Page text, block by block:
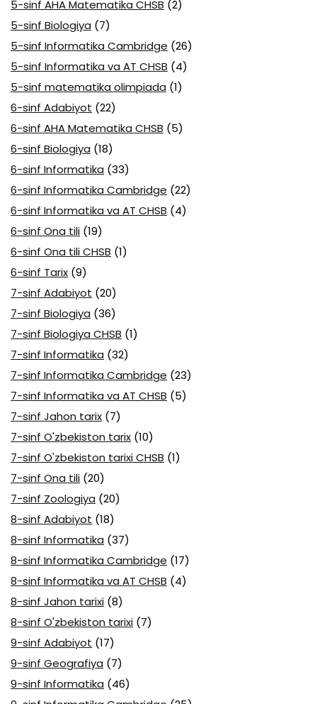
5-sinf AHA Matematika CHSB (2)
5-sinf Biologiya (7)
5-sinf Informatika Cambridge (26)
5-sinf Informatika va AT CHSB (4)
5-sinf matematika olimpiada (1)
6-sinf Adabiyot (22)
6-sinf AHA Matematika CHSB (5)
6-sinf Biologiya (18)
6-sinf Informatika (33)
6-sinf Informatika Cambridge (22)
6-sinf Informatika va AT CHSB (4)
6-sinf Ona tili (19)
6-sinf Ona tili CHSB (1)
6-sinf Tarix (9)
7-sinf Adabiyot (20)
7-sinf Biologiya (36)
7-sinf Biologiya CHSB (1)
7-sinf Informatika (32)
7-sinf Informatika Cambridge (23)
7-sinf Informatika va AT CHSB (5)
7-sinf Jahon tarix (7)
7-sinf O'zbekiston tarix (10)
7-sinf O'zbekiston tarixi CHSB (1)
7-sinf Ona tili (20)
7-sinf Zoologiya (20)
8-sinf Adabiyot (18)
8-sinf Informatika (37)
8-sinf Informatika Cambridge (17)
8-sinf Informatika va AT CHSB (4)
8-sinf Jahon tarixi (8)
8-sinf O'zbekiston tarixi (7)
9-sinf Adabiyot (17)
9-sinf Geografiya (7)
9-sinf Informatika (46)